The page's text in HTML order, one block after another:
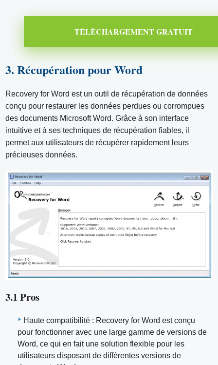
TÉLÉCHARGEMENT GRATUIT
3. Récupération pour Word
Recovery for Word est un outil de récupération de données
conçu pour restaurer les données perdues ou corrompues
des documents Microsoft Word. Grâce à son interface
intuitive et à ses techniques de récupération fiables, il
permet aux utilisateurs de récupérer rapidement leurs
précieuses données.
3.1 Pros
Haute compatibilité : Recovery for Word est conçu
pour fonctionner avec une large gamme de versions de
Word, ce qui en fait une solution flexible pour les
utilisateurs disposant de différentes versions de